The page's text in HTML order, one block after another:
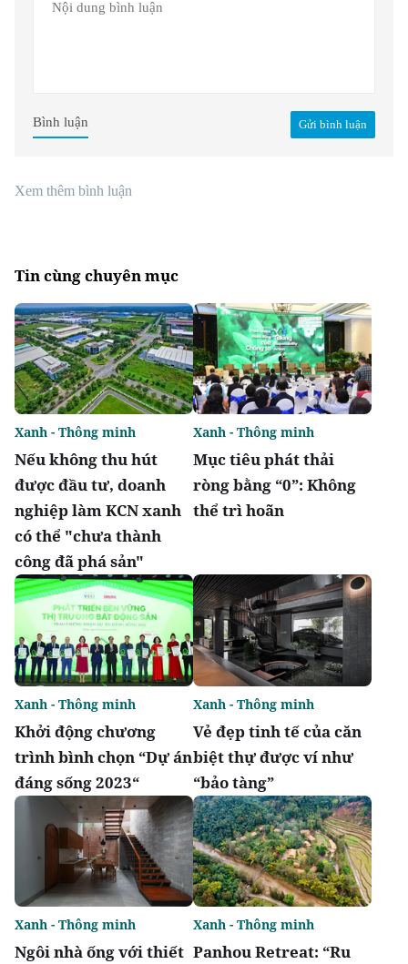
Gửi bình luận
Bình luận
Xem thêm bình luận
Tin cùng chuyên mục
Nếu không thu hút
được đầu tư, doanh
nghiệp làm KCN xanh
có thể "chưa thành
công đã phá sản"
Xanh - Thông minh
Mục tiêu phát thải
ròng bằng “0”: Không
thể trì hoãn
Xanh - Thông minh
Khởi động chương
trình bình chọn “Dự án
đáng sống 2023“
Xanh - Thông minh
Vẻ đẹp tinh tế của căn
biệt thự được ví như
“bảo tàng”
Xanh - Thông minh
Ngôi nhà ống với thiết
Xanh - Thông minh
Panhou Retreat: “Ru
Xanh - Thông minh